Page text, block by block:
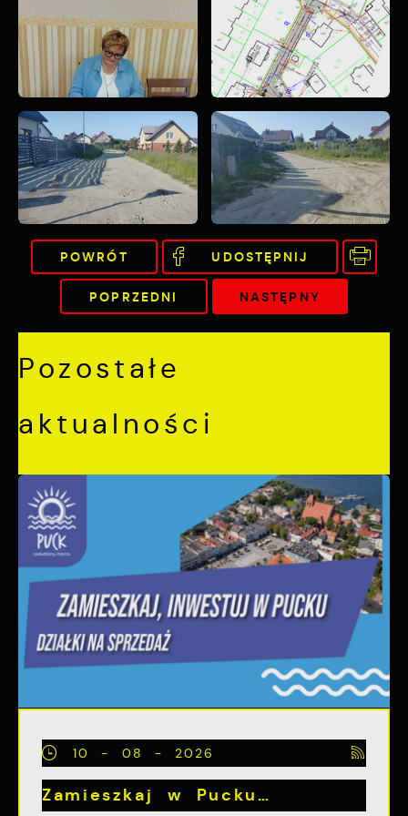
POWRÓT UDOSTĘPNIJ
POPRZEDNI NASTĘPNY
Pozostałe
aktualności
10 - 08 - 2026
Zamieszkaj w Pucku…